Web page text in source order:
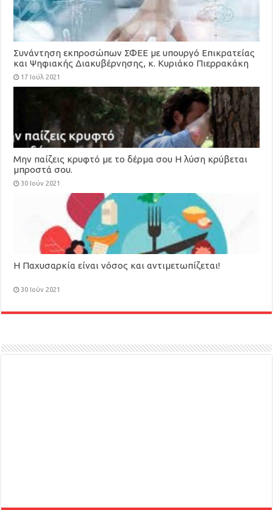
Συνάντηση εκπροσώπων ΣΦΕΕ με υπουργό Επικρατείας
και Ψηφιακής Διακυβέρνησης, κ. Κυριάκο Πιερρακάκη
17 Ιούλ 2021
Μην παίζεις κρυφτό με το δέρμα σου Η λύση κρύβεται
μπροστά σου.
30 Ιούν 2021
Η Παχυσαρκία είναι νόσος και αντιμετωπίζεται!
30 Ιούν 2021